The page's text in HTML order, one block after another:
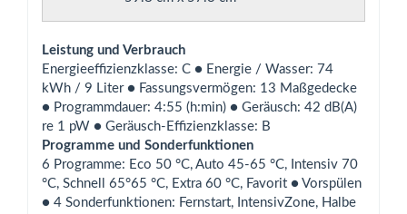
Leistung und Verbrauch
Energieeﬃzienzklasse: C ● Energie / Wasser: 74
kWh / 9 Liter ● Fassungsvermögen: 13 Maßgedecke
● Programmdauer: 4:55 (h:min) ● Geräusch: 42 dB(A)
re 1 pW ● Geräusch-Eﬃzienzklasse: B
Programme und Sonderfunktionen
6 Programme: Eco 50 °C, Auto 45-65 °C, Intensiv 70
°C, Schnell 65°65 °C, Extra 60 °C, Favorit ● Vorspülen
● 4 Sonderfunktionen: Fernstart, IntensivZone, Halbe